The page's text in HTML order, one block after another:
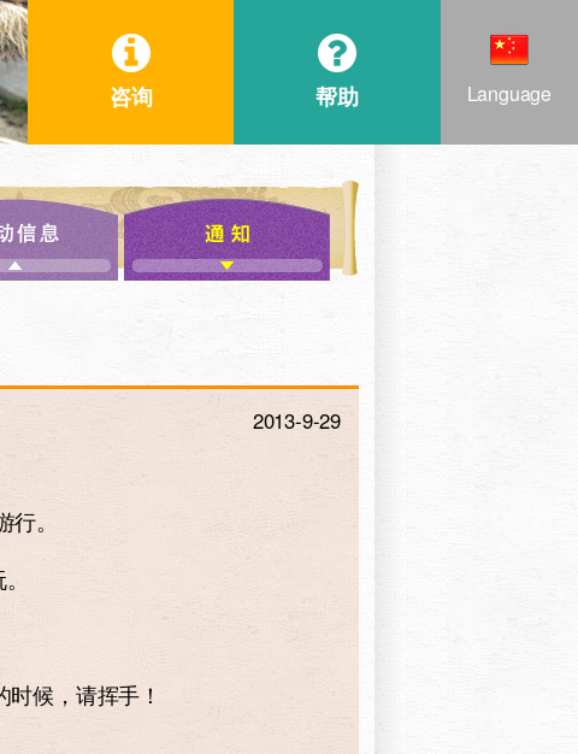
咨询 帮助 Language
2013-9-29
。
候，请挥手！